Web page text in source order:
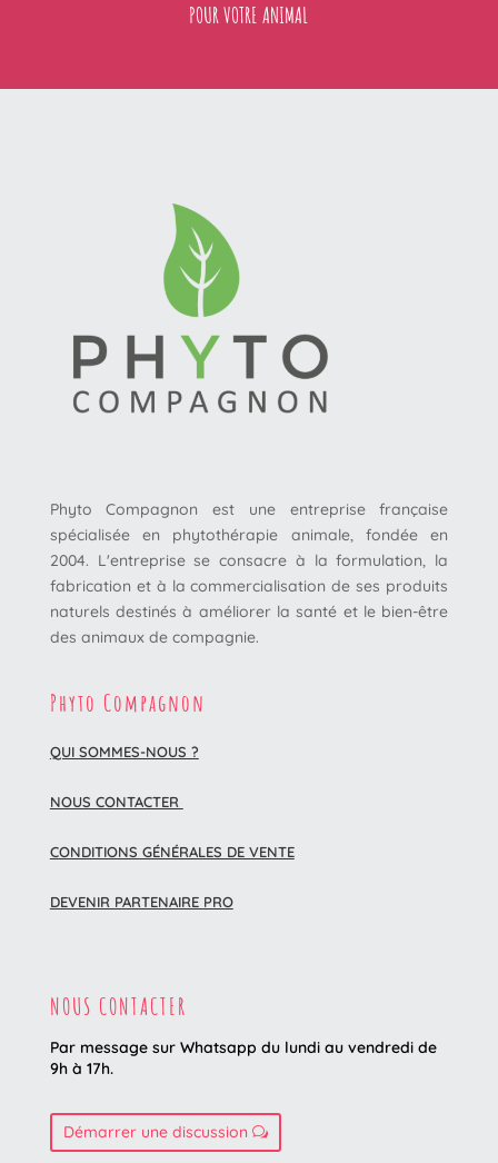
POUR VOTRE ANIMAL
Phyto Compagnon est une entreprise française
spécialisée en phytothérapie animale, fondée en
2004. L'entreprise se consacre à la formulation, la
fabrication et à la commercialisation de ses produits
naturels destinés à améliorer la santé et le bien-être
des animaux de compagnie.
Phyto Compagnon
QUI SOMMES-NOUS ?
NOUS CONTACTER
CONDITIONS GÉNÉRALES DE VENTE
DEVENIR PARTENAIRE PRO
NOUS CONTACTER
Par message sur Whatsapp du lundi au vendredi de
9h à 17h.
Démarrer une discussion